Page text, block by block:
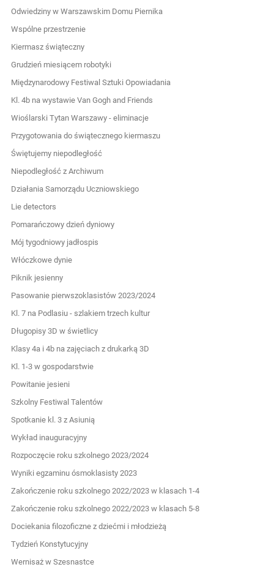
Odwiedziny w Warszawskim Domu Piernika
Wspólne przestrzenie
Kiermasz świąteczny
Grudzień miesiącem robotyki
Międzynarodowy Festiwal Sztuki Opowiadania
Kl. 4b na wystawie Van Gogh and Friends
Wioślarski Tytan Warszawy - eliminacje
Przygotowania do świątecznego kiermaszu
Świętujemy niepodległość
Niepodległość z Archiwum
Działania Samorządu Uczniowskiego
Lie detectors
Pomarańczowy dzień dyniowy
Mój tygodniowy jadłospis
Włóczkowe dynie
Piknik jesienny
Pasowanie pierwszoklasistów 2023/2024
Kl. 7 na Podlasiu - szlakiem trzech kultur
Długopisy 3D w świetlicy
Klasy 4a i 4b na zajęciach z drukarką 3D
Kl. 1-3 w gospodarstwie
Powitanie jesieni
Szkolny Festiwal Talentów
Spotkanie kl. 3 z Asiunią
Wykład inauguracyjny
Rozpoczęcie roku szkolnego 2023/2024
Wyniki egzaminu ósmoklasisty 2023
Zakończenie roku szkolnego 2022/2023 w klasach 1-4
Zakończenie roku szkolnego 2022/2023 w klasach 5-8
Dociekania filozoficzne z dziećmi i młodzieżą
Tydzień Konstytucyjny
Wernisaż w Szesnastce